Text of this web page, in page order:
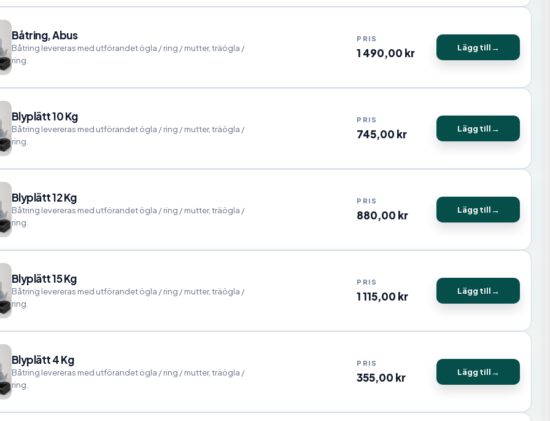
Båtring, Abus
Båtring levereras med utförandet ögla / ring / mutter, träögla /
ring.
1 490,00 kr Lägg till
Blyplätt 10 Kg
Båtring levereras med utförandet ögla / ring / mutter, träögla /
ring.
745,00 kr Lägg till
Blyplätt 12 Kg
Båtring levereras med utförandet ögla / ring / mutter, träögla /
ring.
880,00 kr Lägg till
Blyplätt 15 Kg
Båtring levereras med utförandet ögla / ring / mutter, träögla /
ring.
1 115,00 kr Lägg till
Blyplätt 4 Kg
Båtring levereras med utförandet ögla / ring / mutter, träögla /
ring.
355,00 kr Lägg till